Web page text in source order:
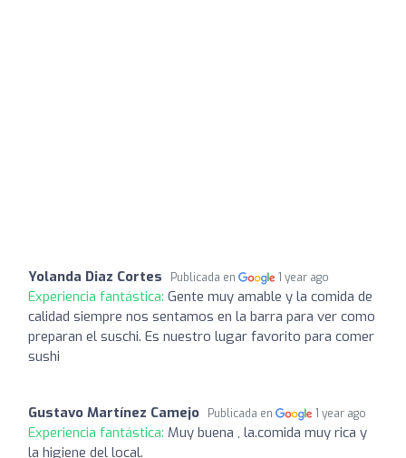
Yolanda Diaz Cortes Publicada en 1 year ago
Experiencia fantástica: Gente muy amable y la comida de
calidad siempre nos sentamos en la barra para ver como
preparan el suschi. Es nuestro lugar favorito para comer
sushi
Gustavo Martínez Camejo Publicada en 1 year ago
Experiencia fantástica: Muy buena , la.comida muy rica y
la higiene del local.